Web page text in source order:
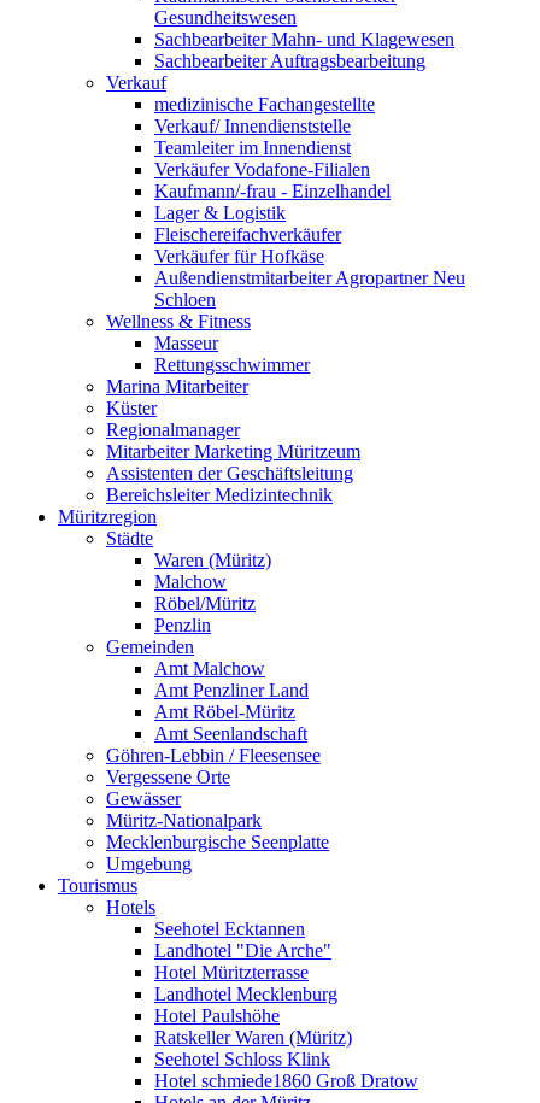
Gesundheitswesen
Sachbearbeiter Mahn- und Klagewesen
Sachbearbeiter Auftragsbearbeitung
Verkauf
medizinische Fachangestellte
Verkauf/ Innendienststelle
Teamleiter im Innendienst
Verkäufer Vodafone-Filialen
Kaufmann/-frau - Einzelhandel
Lager & Logistik
Fleischereifachverkäufer
Verkäufer für Hofkäse
Außendienstmitarbeiter Agropartner Neu
Schloen
Wellness & Fitness
Masseur
Rettungsschwimmer
Marina Mitarbeiter
Küster
Regionalmanager
Mitarbeiter Marketing Müritzeum
Assistenten der Geschäftsleitung
Bereichsleiter Medizintechnik
Müritzregion
Städte
Waren (Müritz)
Malchow
Röbel/Müritz
Penzlin
Gemeinden
Amt Malchow
Amt Penzliner Land
Amt Röbel-Müritz
Amt Seenlandschaft
Göhren-Lebbin / Fleesensee
Vergessene Orte
Gewässer
Müritz-Nationalpark
Mecklenburgische Seenplatte
Umgebung
Tourismus
Hotels
Seehotel Ecktannen
Landhotel "Die Arche"
Hotel Müritzterrasse
Landhotel Mecklenburg
Hotel Paulshöhe
Ratskeller Waren (Müritz)
Seehotel Schloss Klink
Hotel schmiede1860 Groß Dratow